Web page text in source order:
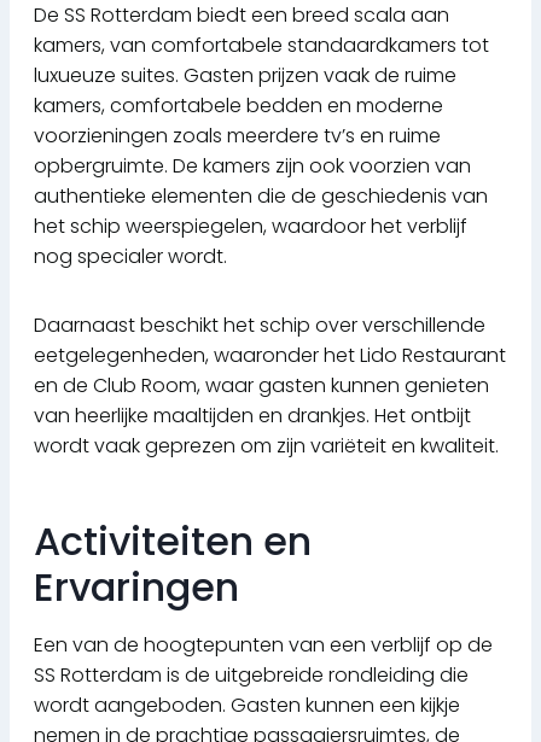
De SS Rotterdam biedt een breed scala aan
kamers, van comfortabele standaardkamers tot
luxueuze suites. Gasten prijzen vaak de ruime
kamers, comfortabele bedden en moderne
voorzieningen zoals meerdere tv’s en ruime
opbergruimte. De kamers zijn ook voorzien van
authentieke elementen die de geschiedenis van
het schip weerspiegelen, waardoor het verblijf
nog specialer wordt.
Daarnaast beschikt het schip over verschillende
eetgelegenheden, waaronder het Lido Restaurant
en de Club Room, waar gasten kunnen genieten
van heerlijke maaltijden en drankjes. Het ontbijt
wordt vaak geprezen om zijn variëteit en kwaliteit.
Activiteiten en
Ervaringen
Een van de hoogtepunten van een verblijf op de
SS Rotterdam is de uitgebreide rondleiding die
wordt aangeboden. Gasten kunnen een kijkje
nemen in de prachtige passagiersruimtes, de